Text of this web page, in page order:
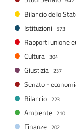
Bilancio dello
Istituzioni 573
Rapporti unione
Cultura 304
Giustizia 237
Senato -
Bilancio 223
Ambiente 210
Finanze 202